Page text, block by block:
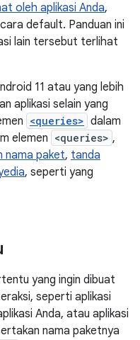
oleh aplikasi Anda,
default. Panduan ini
lain tersebut terlihat
11 atau yang lebih
aplikasi selain yang
<queries> dalam
elemen <queries> ,
nama paket, tanda
, seperti yang
yang ingin dibuat
seperti aplikasi
Anda, atau aplikasi
nama paketnya